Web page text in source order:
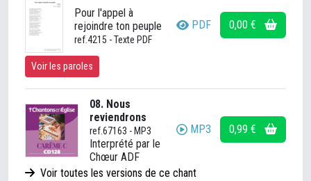
Pour l'appel à
rejoindre ton peuple
ref.4215 - Texte PDF
PDF 0,00 €
Voir les paroles
08. Nous
reviendrons
ref.67163 - MP3
Interprété par le
Chœur ADF
MP3 0,99 €
Voir toutes les versions de ce chant